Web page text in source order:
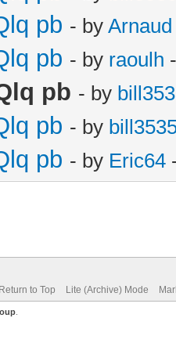
pb - by Arnaud
pb - by raoulh
pb - by
pb - by
pb - by Eric64
Return to Top Lite (Archive) Mode